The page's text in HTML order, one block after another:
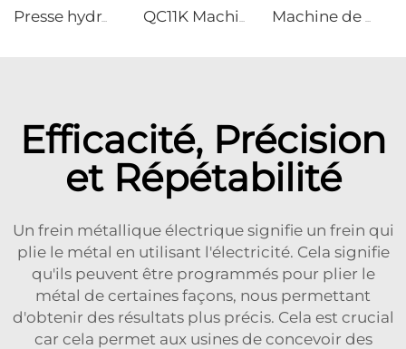
Efficacité, Précision
et Répétabilité
Un frein métallique électrique signifie un frein qui
plie le métal en utilisant l'électricité. Cela signifie
qu'ils peuvent être programmés pour plier le
métal de certaines façons, nous permettant
d'obtenir des résultats plus précis. Cela est crucial
car cela permet aux usines de concevoir des